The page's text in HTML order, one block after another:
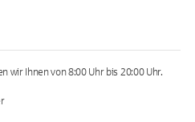
wir Ihnen von 8:00 Uhr bis 20:00 Uhr.